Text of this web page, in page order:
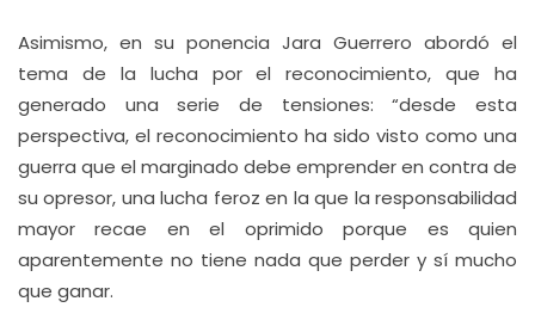
Asimismo, en su ponencia Jara Guerrero abordó el
tema de la lucha por el reconocimiento, que ha
generado una serie de tensiones: “desde esta
perspectiva, el reconocimiento ha sido visto como una
guerra que el marginado debe emprender en contra de
su opresor, una lucha feroz en la que la responsabilidad
mayor recae en el oprimido porque es quien
aparentemente no tiene nada que perder y sí mucho
que ganar.